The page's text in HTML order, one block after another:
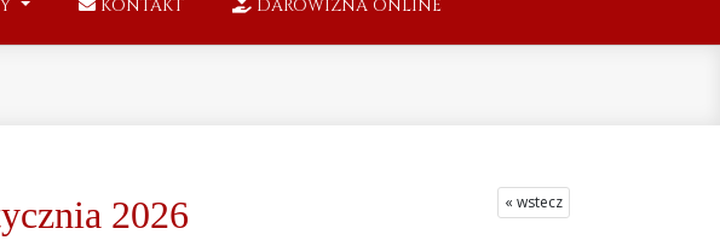
KONTAKT DAROWIZNA ONLINE
« wstecz
2026